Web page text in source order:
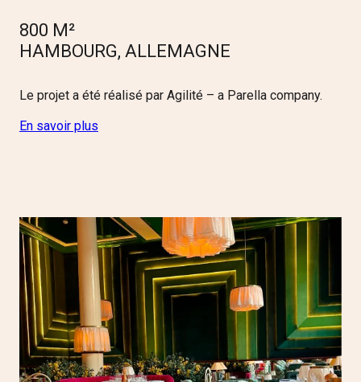
800 M²
HAMBOURG, ALLEMAGNE
Le projet a été réalisé par Agilité – a Parella company.
En savoir plus